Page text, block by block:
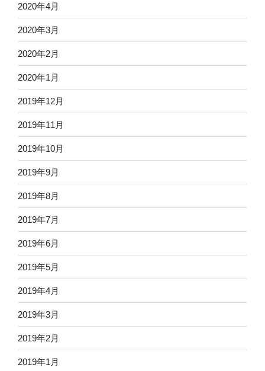
2020年4月
2020年3月
2020年2月
2020年1月
2019年12月
2019年11月
2019年10月
2019年9月
2019年8月
2019年7月
2019年6月
2019年5月
2019年4月
2019年3月
2019年2月
2019年1月